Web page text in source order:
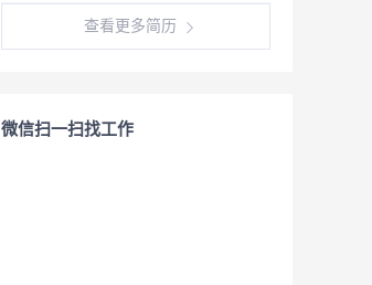
查看更多简历
微信扫一扫找工作